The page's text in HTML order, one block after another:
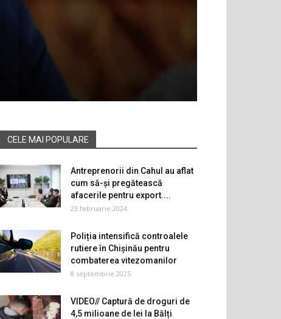
CELE MAI POPULARE
Antreprenorii din Cahul au aflat
cum să-și pregătească
afacerile pentru export....
23 februarie 2024
Poliția intensifică controalele
rutiere în Chișinău pentru
combaterea vitezomanilor
8 septembrie 2025
VIDEO// Captură de droguri de
4,5 milioane de lei la Bălți